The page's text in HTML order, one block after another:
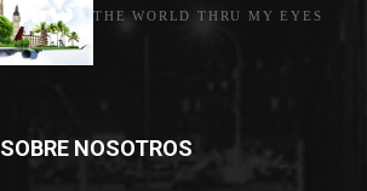
THE WORLD THRU MY EYES
SOBRE NOSOTROS